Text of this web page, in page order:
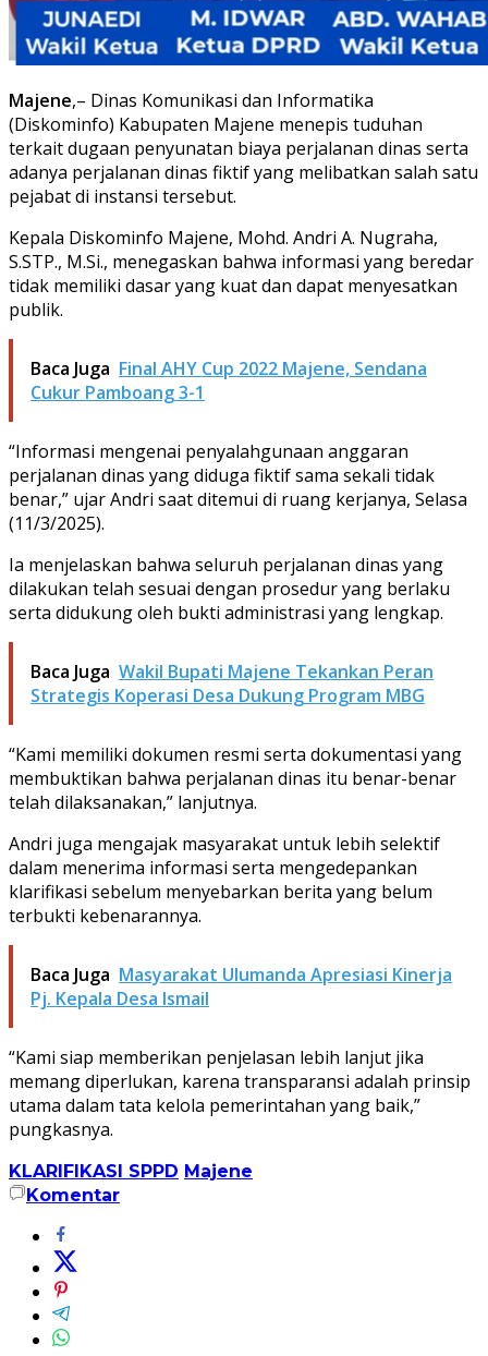
Majene,– Dinas Komunikasi dan Informatika
(Diskominfo) Kabupaten Majene menepis tuduhan
terkait dugaan penyunatan biaya perjalanan dinas serta
adanya perjalanan dinas fiktif yang melibatkan salah satu
pejabat di instansi tersebut.
Kepala Diskominfo Majene, Mohd. Andri A. Nugraha,
S.STP., M.Si., menegaskan bahwa informasi yang beredar
tidak memiliki dasar yang kuat dan dapat menyesatkan
publik.
Baca Juga Final AHY Cup 2022 Majene, Sendana
Cukur Pamboang 3-1
“Informasi mengenai penyalahgunaan anggaran
perjalanan dinas yang diduga fiktif sama sekali tidak
benar,” ujar Andri saat ditemui di ruang kerjanya, Selasa
(11/3/2025).
Ia menjelaskan bahwa seluruh perjalanan dinas yang
dilakukan telah sesuai dengan prosedur yang berlaku
serta didukung oleh bukti administrasi yang lengkap.
Baca Juga Wakil Bupati Majene Tekankan Peran
Strategis Koperasi Desa Dukung Program MBG
“Kami memiliki dokumen resmi serta dokumentasi yang
membuktikan bahwa perjalanan dinas itu benar-benar
telah dilaksanakan,” lanjutnya.
Andri juga mengajak masyarakat untuk lebih selektif
dalam menerima informasi serta mengedepankan
klarifikasi sebelum menyebarkan berita yang belum
terbukti kebenarannya.
Baca Juga Masyarakat Ulumanda Apresiasi Kinerja
Pj. Kepala Desa Ismail
“Kami siap memberikan penjelasan lebih lanjut jika
memang diperlukan, karena transparansi adalah prinsip
utama dalam tata kelola pemerintahan yang baik,”
pungkasnya.
KLARIFIKASI SPPD Majene
Komentar